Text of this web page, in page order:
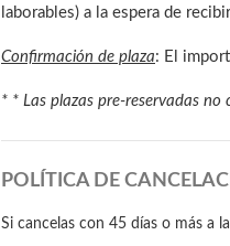
laborables) a la espera de
Confirmación de plaza: El
* * Las plazas pre-reservadas
POLÍTICA DE
Si cancelas con 45 días o más a